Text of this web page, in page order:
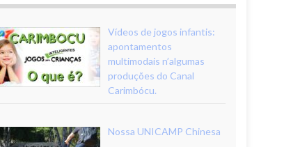
Vídeos de jogos infantis:
apontamentos
multimodais n’algumas
produções do Canal
Carimbócu.
Nossa UNICAMP Chinesa